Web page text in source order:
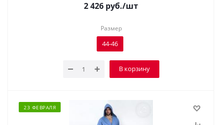
2 426 руб./шт
Размер
44-46
В корзину
23 ФЕВРАЛЯ